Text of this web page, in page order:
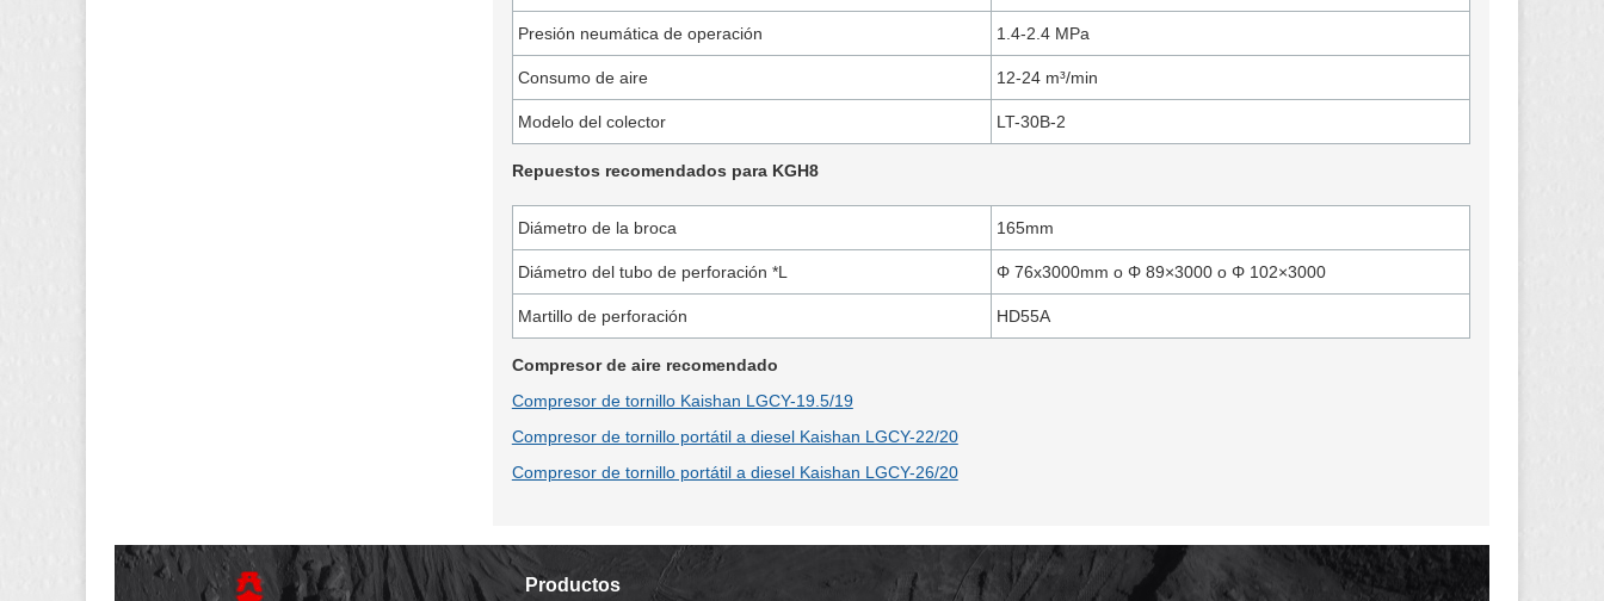
Presión neumática de operación 1.4-2.4 MPa
Consumo de aire 12-24 m³/min
Modelo del colector LT-30B-2
Repuestos recomendados para KGH8
Diámetro de la broca 165mm
Diámetro del tubo de perforación *L Φ 76x3000mm o Φ 89×3000 o Φ 102×3000
Martillo de perforación HD55A
Compresor de aire recomendado
Compresor de tornillo Kaishan LGCY-19.5/19
Compresor de tornillo portátil a diesel Kaishan LGCY-22/20
Compresor de tornillo portátil a diesel Kaishan LGCY-26/20
Productos